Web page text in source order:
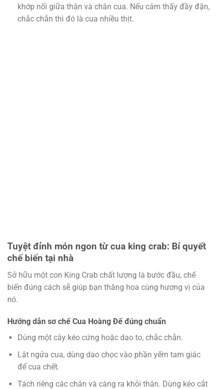
khớp nối giữa thân và chân cua. Nếu cảm thấy đầy đặn,
chắc chắn thì đó là cua nhiều thịt.
Tuyệt đỉnh món ngon từ cua king crab: Bí quyết
chế biến tại nhà
Sở hữu một con King Crab chất lượng là bước đầu, chế
biến đúng cách sẽ giúp bạn thăng hoa cùng hương vị của
nó.
Hướng dẫn sơ chế Cua Hoàng Đế đúng chuẩn
Dùng một cây kéo cứng hoặc dao to, chắc chắn.
Lật ngửa cua, dùng dao chọc vào phần yếm tam giác
để cua chết.
Tách riêng các chân và càng ra khỏi thân. Dùng kéo cắt